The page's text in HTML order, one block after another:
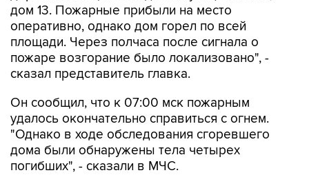
дом 13. Пожарные прибыли на место
оперативно, однако дом горел по всей
площади. Через полчаса после сигнала о
пожаре возгорание было локализовано", -
сказал представитель главка.
Он сообщил, что к 07:00 мск пожарным
удалось окончательно справиться с огнем.
"Однако в ходе обследования сгоревшего
дома были обнаружены тела четырех
погибших", - сказали в МЧС.